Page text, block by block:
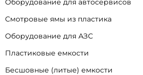
Оборудование для автосервисов
Смотровые ямы из пластика
Оборудование для АЗС
Пластиковые емкости
Бесшовные (литые) емкости